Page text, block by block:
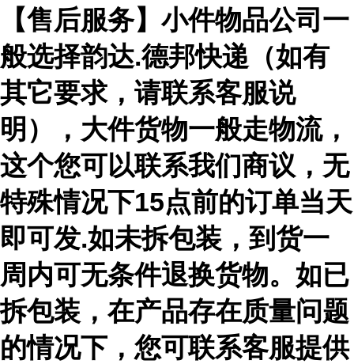
【售后服务】小件物品公司一
般选择韵达.德邦快递（如有
其它要求，请联系客服说
明），大件货物一般走物流，
这个您可以联系我们商议，无
特殊情况下15点前的订单当天
即可发.如未拆包装，到货一
周内可无条件退换货物。如已
拆包装，在产品存在质量问题
的情况下，您可联系客服提供